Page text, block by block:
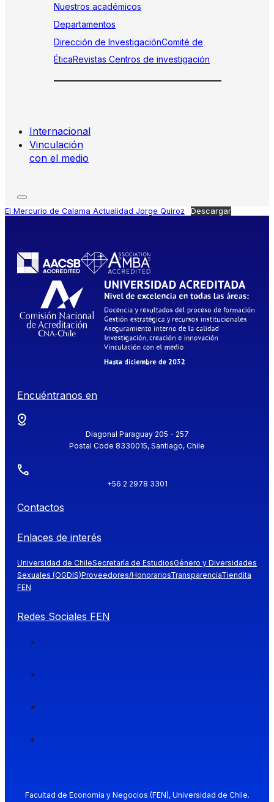
Nuestros académicos
Departamentos
Dirección de InvestigaciónComité de
ÉticaRevistas Centros de investigación
Internacional
Vinculación
con el medio
El Mercurio de Calama Actualidad Jorge Quiroz Descargar
Encuéntranos en
Diagonal Paraguay 205 - 257
Postal Code 8330015, Santiago, Chile
+56 2 2978 3301
Contactos
Enlaces de interés
Universidad de ChileSecretaría de EstudiosGénero y Diversidades
Sexuales (OGDIS)Proveedores/HonorariosTransparenciaTiendita
FEN
Redes Sociales FEN
Facultad de Economía y Negocios (FEN), Universidad de Chile.